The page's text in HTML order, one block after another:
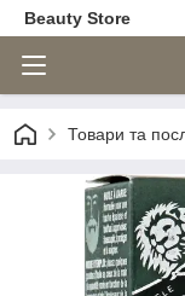
Beauty Store
Товари та